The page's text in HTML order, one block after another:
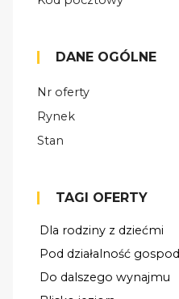
DANE OGÓLNE
Nr oferty
Rynek
Stan
TAGI OFERTY
Dla rodziny z dziećmi
Pod działalność
Do dalszego wynajmu